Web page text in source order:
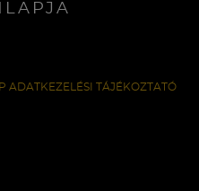
ADATKEZELÉSI TÁJÉKOZTATÓ